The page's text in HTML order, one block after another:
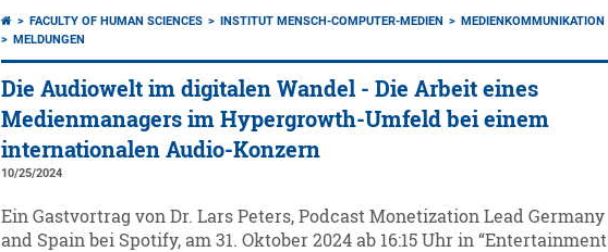
FACULTY OF HUMAN SCIENCES INSTITUT MENSCH-COMPUTER-MEDIEN
MEDIENKOMMUNIKATION
MELDUNGEN
Die Audiowelt im digitalen Wandel - Die Arbeit eines
Medienmanagers im Hypergrowth-Umfeld bei einem
internationalen Audio-Konzern
10/25/2024
Ein Gastvortrag von Dr. Lars Peters, Podcast Monetization Lead Germany
and Spain bei Spotify, am 31. Oktober 2024 ab 16:15 Uhr in “Entertainment